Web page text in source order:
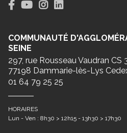
COMMUNAUTÉ
SEINE
297, rue Rousseau Vaudran CS
77198 Dammarie-lès-Lys
01 64 79 25 25
HORAIRES
Lun - Ven : 8h30 > 12h15 - 13h30 > 17h30